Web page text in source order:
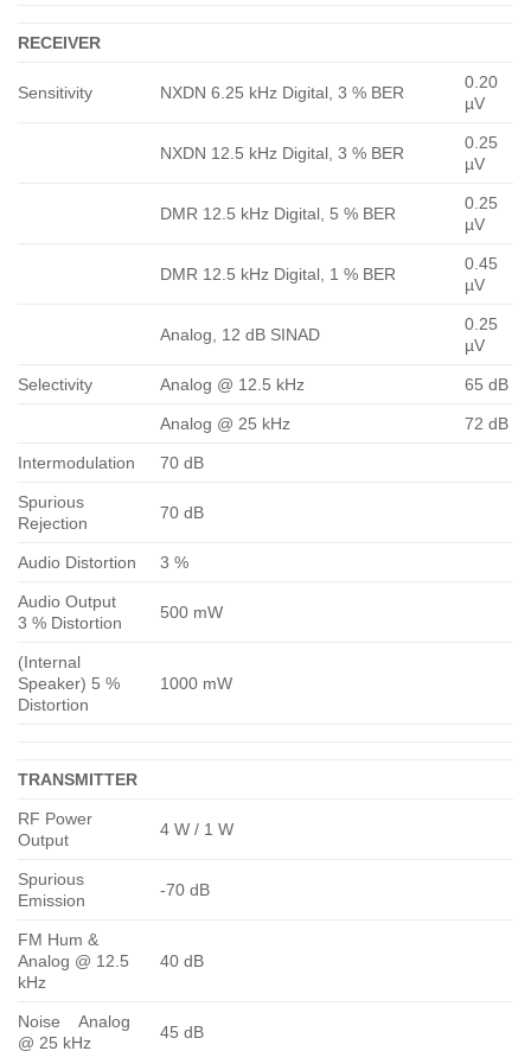
RECEIVER
Sensitivity NXDN 6.25 kHz Digital, 3 % BER
0.20
µV
NXDN 12.5 kHz Digital, 3 % BER
0.25
µV
DMR 12.5 kHz Digital, 5 % BER
0.25
µV
DMR 12.5 kHz Digital, 1 % BER
0.45
µV
Analog, 12 dB SINAD
0.25
µV
Selectivity Analog @ 12.5 kHz 65 dB
Analog @ 25 kHz 72 dB
Intermodulation 70 dB
Spurious
Rejection
70 dB
Audio Distortion 3 %
Audio Output
3 % Distortion
500 mW
(Internal
Speaker) 5 %
Distortion
1000 mW
TRANSMITTER
RF Power
Output
4 W / 1 W
Spurious
Emission
-70 dB
FM Hum &
Analog @ 12.5
kHz
40 dB
Noise Analog
@ 25 kHz
45 dB